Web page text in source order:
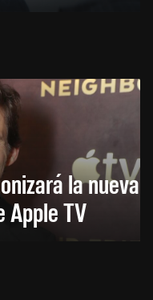
la nueva
Apple TV